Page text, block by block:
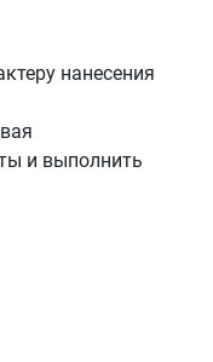
нанесения
и выполнить